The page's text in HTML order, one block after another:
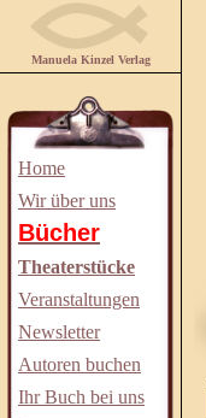
Manuela Kinzel Verlag
Home
Wir über uns
Bücher
Theaterstücke
Veranstaltungen
Newsletter
Autoren buchen
Ihr Buch bei uns